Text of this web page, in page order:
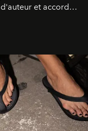
et accords